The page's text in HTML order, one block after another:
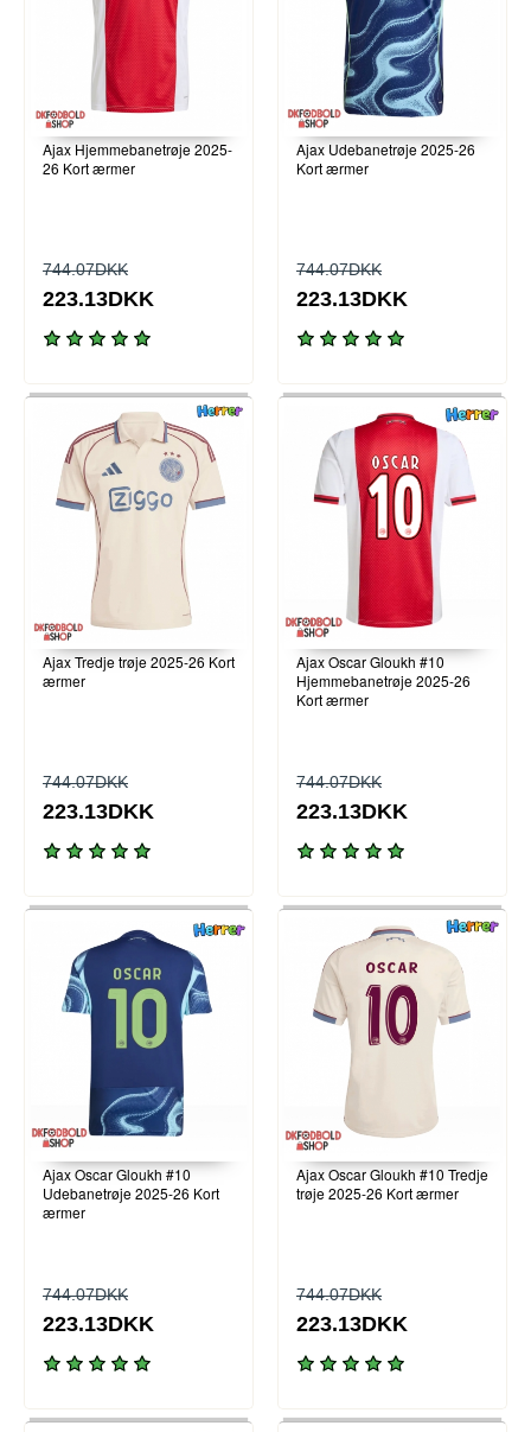
Ajax Hjemmebanetrøje 2025-
26 Kort ærmer
744.07DKK
223.13DKK
Ajax Udebanetrøje 2025-26
Kort ærmer
744.07DKK
223.13DKK
Ajax Tredje trøje 2025-26 Kort
ærmer
744.07DKK
223.13DKK
Ajax Oscar Gloukh #10
Hjemmebanetrøje 2025-26
Kort ærmer
744.07DKK
223.13DKK
Ajax Oscar Gloukh #10
Udebanetrøje 2025-26 Kort
ærmer
744.07DKK
223.13DKK
Ajax Oscar Gloukh #10 Tredje
trøje 2025-26 Kort ærmer
744.07DKK
223.13DKK